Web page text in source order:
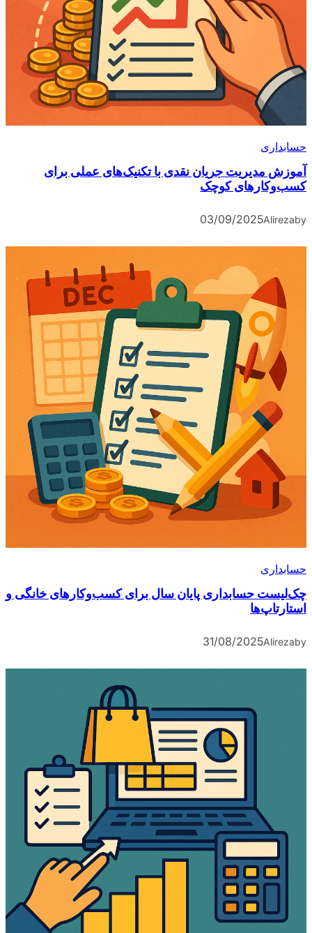
حسابداری
آموزش مدیریت جریان نقدی با تکنیک‌های عملی برای
کسب‌و‌کارهای کوچک
by
Alireza
03/09/2025
حسابداری
چک‌لیست حسابداری پایان سال برای کسب‌و‌کارهای خانگی و
استارتاپ‌ها
by
Alireza
31/08/2025